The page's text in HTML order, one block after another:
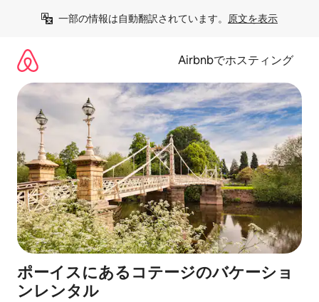
一部の情報は自動翻訳されています。 原文を表示
Airbnbでホスティング
ポーイスにあるコテージのバケーショ
ンレンタル